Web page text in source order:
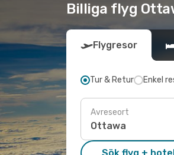
Billiga flyg
Flygresor
Tur & Retur Enkel
Avreseort